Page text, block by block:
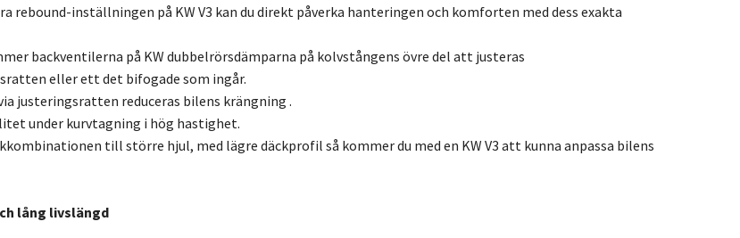
rebound-inställningen på KW V3 kan du direkt påverka hanteringen och komforten med dess exakta
backventilerna på KW dubbelrörsdämparna på kolvstångens övre del att justeras
eller ett det bifogade som ingår.
justeringsratten reduceras bilens krängning .
under kurvtagning i hög hastighet.
till större hjul, med lägre däckprofil så kommer du med en KW V3 att kunna anpassa bilens
lång livslängd